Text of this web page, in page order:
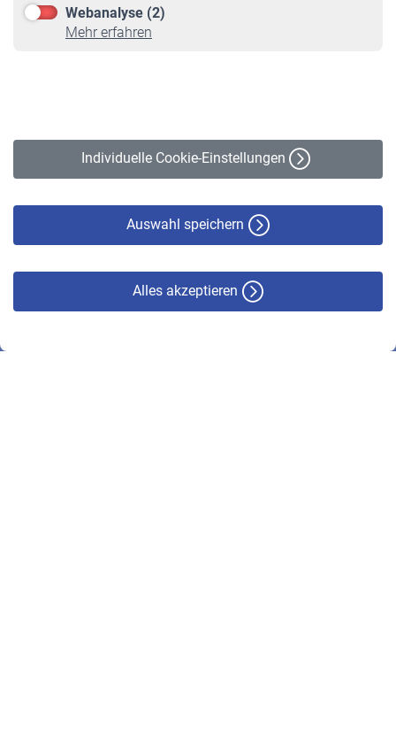
Webanalyse (2)
Mehr erfahren
Individuelle Cookie-Einstellungen
Auswahl speichern
Alles akzeptieren
Online-Rechner
VBLnewsletter
Erklärung zur Barrierefreiheit
© VBL 2026